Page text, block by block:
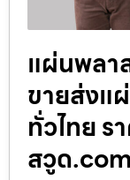
แผ่นพลา
ขายส่งแ
ทั่วไทย ร
สวูด.com